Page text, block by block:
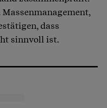
dass
sinnvoll ist.